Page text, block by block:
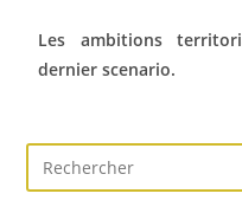
Les ambitions
dernier scenario.